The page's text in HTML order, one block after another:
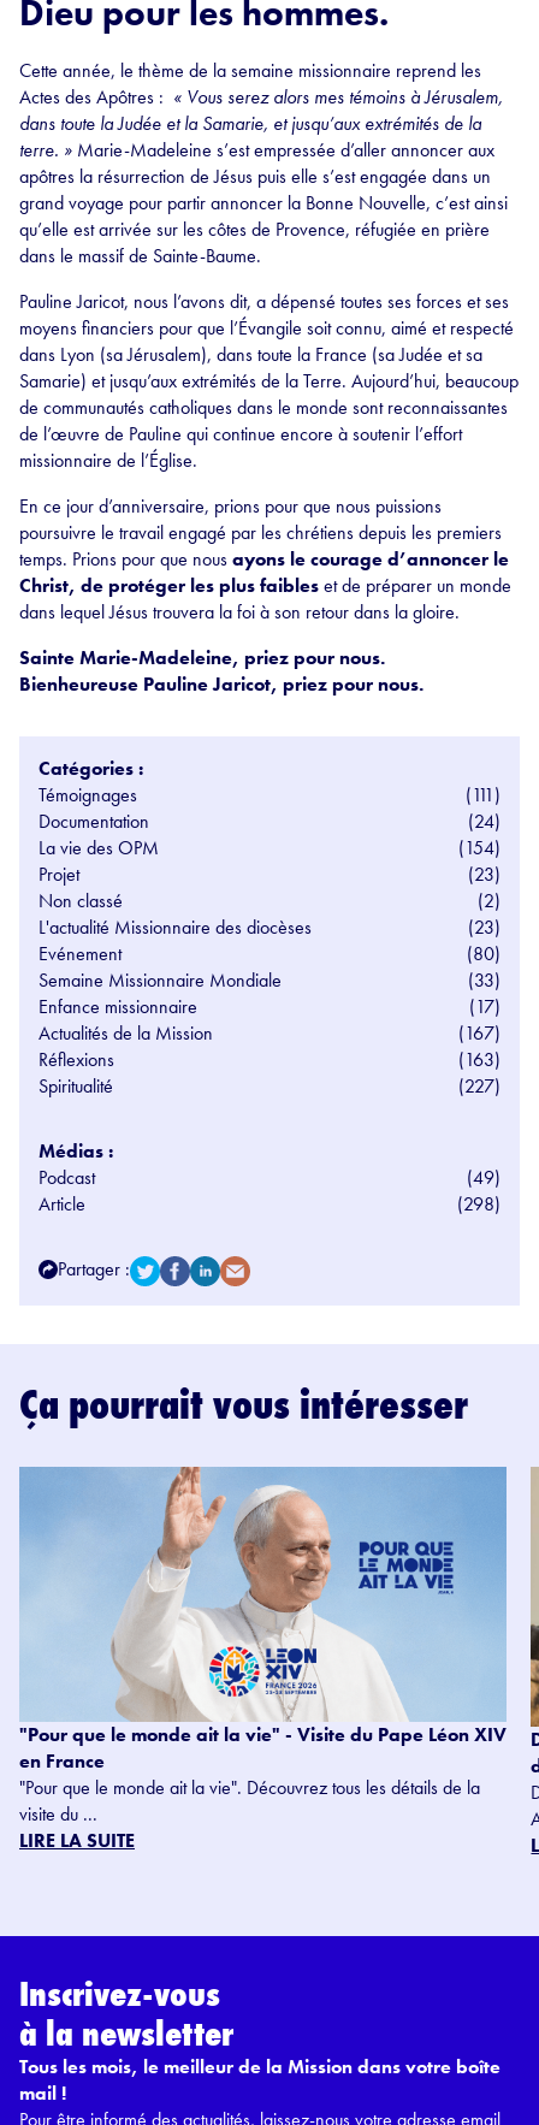
Dieu pour les hommes.
Cette année, le thème de la semaine missionnaire reprend les
Actes des Apôtres : « Vous serez alors mes témoins à Jérusalem,
dans toute la Judée et la Samarie, et jusqu’aux extrémités de la
terre. » Marie-Madeleine s’est empressée d’aller annoncer aux
apôtres la résurrection de Jésus puis elle s’est engagée dans un
grand voyage pour partir annoncer la Bonne Nouvelle, c’est ainsi
qu’elle est arrivée sur les côtes de Provence, réfugiée en prière
dans le massif de Sainte-Baume.
Pauline Jaricot, nous l’avons dit, a dépensé toutes ses forces et ses
moyens financiers pour que l’Évangile soit connu, aimé et respecté
dans Lyon (sa Jérusalem), dans toute la France (sa Judée et sa
Samarie) et jusqu’aux extrémités de la Terre. Aujourd’hui, beaucoup
de communautés catholiques dans le monde sont reconnaissantes
de l’œuvre de Pauline qui continue encore à soutenir l’effort
missionnaire de l’Église.
En ce jour d’anniversaire, prions pour que nous puissions
poursuivre le travail engagé par les chrétiens depuis les premiers
temps. Prions pour que nousayons le courage d’annoncer le
Christ, de protéger les plus faibleset de préparer un monde
dans lequel Jésus trouvera la foi à son retour dans la gloire.
Sainte Marie-Madeleine, priez pour nous.
Bienheureuse Pauline Jaricot, priez pour nous.
Catégories :
Témoignages
(111)
Documentation
(24)
La vie des OPM
(154)
Projet
(23)
Non classé
(2)
L'actualité Missionnaire des diocèses
(23)
Evénement
(80)
Semaine Missionnaire Mondiale
(33)
Enfance missionnaire
(17)
Actualités de la Mission
(167)
Réflexions
(163)
Spiritualité
(227)
Médias :
Podcast
(49)
Article
(298)
Partager :
Ça pourrait vous intéresser
"Pour que le monde ait la vie" - Visite du Pape Léon XIV
en France
"Pour que le monde ait la vie". Découvrez tous les détails de la
visite du ...
LIRE LA SUITE
Inscrivez-vous
à la newsletter
Tous les mois, le meilleur de la Mission dans votre boîte
mail !
Pour être informé des actualités, laissez-nous votre adresse email